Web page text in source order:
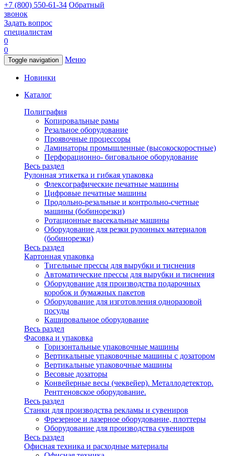
+7 (800) 550-61-34 Обратный
звонок
Задать вопрос
специалистам
0
0
Toggle navigation Меню
Новинки
Каталог
Полиграфия
Копировальные рамы
Резальное оборудование
Проявочные процессоры
Ламинаторы промышленные (высокоскоростные)
Перфорационно- биговальное оборудование
Весь раздел
Рулонная этикетка и гибкая упаковка
Флексографические печатные машины
Цифровые печатные машины
Продольно-резальные и контрольно-счетные
машины (бобинорезки)
Ротационные высекальные машины
Оборудование для резки рулонных материалов
(бобинорезки)
Весь раздел
Картонная упаковка
Тигельные прессы для вырубки и тиснения
Автоматические прессы для вырубки и тиснения
Оборудование для производства подарочных
коробок и бумажных пакетов
Оборудование для изготовления одноразовой
посуды
Кашировальное оборудование
Весь раздел
Фасовка и упаковка
Горизонтальные упаковочные машины
Вертикальные упаковочные машины с дозатором
Вертикальные упаковочные машины
Весовые дозаторы
Конвейерные весы (чеквейер). Металлодетектор.
Рентгеновское оборудование.
Весь раздел
Станки для производства рекламы и сувениров
Фрезерное и лазерное оборудование, плоттеры
Оборудование для производства сувениров
Весь раздел
Офисная техника и расходные материалы